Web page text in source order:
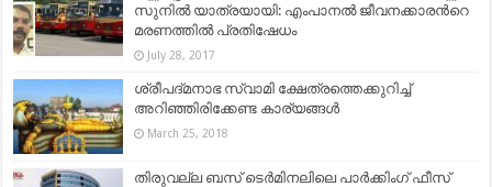
സുനില്‍ യാത്രയായി: എംപാനല്‍ ജീവനക്കാരന്‍റെ
മരണത്തില്‍ പ്രതിഷേധം
July 28, 2017
ശ്രീപദ്മനാഭ സ്വാമി ക്ഷേത്രത്തെക്കുറിച്ച്
അറിഞ്ഞിരിക്കേണ്ട കാര്യങ്ങൾ
March 25, 2018
തിരുവല്ല ബസ് ടെർമിനലിലെ പാർക്കിംഗ് ഫീസ്‌